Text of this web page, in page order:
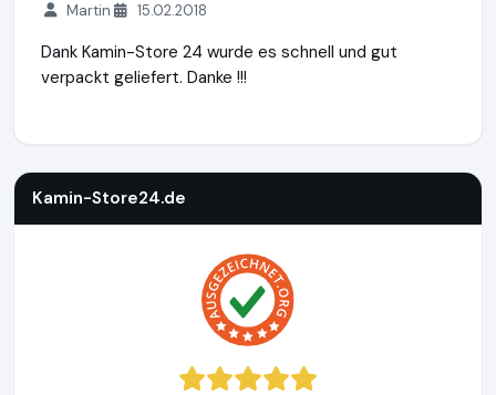
Martin 15.02.2018
Dank Kamin-Store 24 wurde es schnell und gut
verpackt geliefert. Danke !!!
Kamin-Store24.de